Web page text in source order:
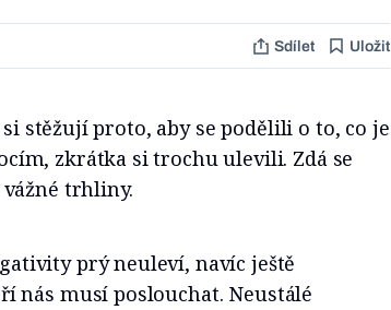
Sdílet Uložit
stěžují proto, aby se podělili o to, co je
zkrátka si trochu ulevili. Zdá se
trhliny.
prý neuleví, navíc ještě
nás musí poslouchat. Neustálé